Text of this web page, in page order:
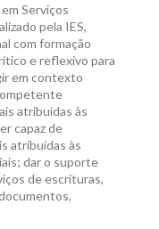
Serviços
pela IES,
com formação
e reflexivo para
em contexto
atribuídas às
capaz de
atribuídas às
dar o suporte
de escrituras,